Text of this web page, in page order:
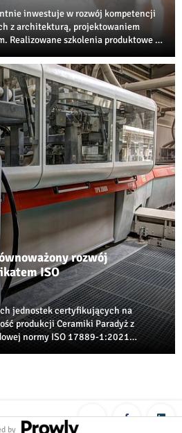
inwestuje w rozwój kompetencji
z architekturą, projektowaniem
Realizowane szkolenia produktowe i
rozwój
ISO
jednostek certyfikujących na
produkcji Ceramiki Paradyż z
normy ISO 17889‑1:2021
by